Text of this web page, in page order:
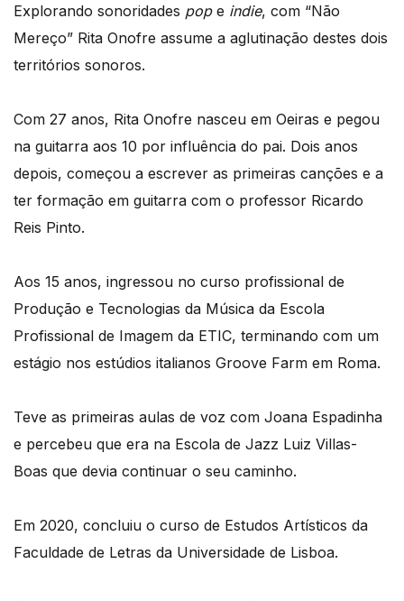
Explorando sonoridades pope indie, com “Não
Mereço” Rita Onofre assume a aglutinação destes dois
territórios sonoros.
Com 27 anos, Rita Onofre nasceu em Oeiras e pegou
na guitarra aos 10 por influência do pai. Dois anos
depois, começou a escrever as primeiras canções e a
ter formação em guitarra com o professor Ricardo
Reis Pinto.
Aos 15 anos, ingressou no curso profissional de
Produção e Tecnologias da Música da Escola
Profissional de Imagem da ETIC, terminando com um
estágio nos estúdios italianos Groove Farm em Roma.
Teve as primeiras aulas de voz com Joana Espadinha
e percebeu que era na Escola de Jazz Luiz Villas-
Boas que devia continuar o seu caminho.
Em 2020, concluiu o curso de Estudos Artísticos da
Faculdade de Letras da Universidade de Lisboa.